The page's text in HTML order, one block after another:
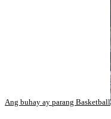
Ang buhay ay parang Basketball